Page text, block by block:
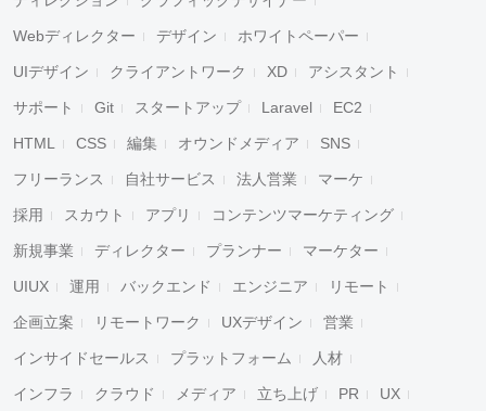
Webディレクター デザイン ホワイトペーパー
UIデザイン クライアントワーク XD アシスタント
サポート Git スタートアップ Laravel EC2
HTML CSS 編集 オウンドメディア SNS
フリーランス 自社サービス 法人営業 マーケ
採用 スカウト アプリ コンテンツマーケティング
新規事業 ディレクター プランナー マーケター
UIUX 運用 バックエンド エンジニア リモート
企画立案 リモートワーク UXデザイン 営業
インサイドセールス プラットフォーム 人材
インフラ クラウド メディア 立ち上げ PR UX